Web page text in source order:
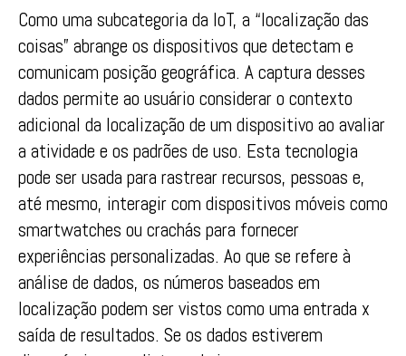
Como uma subcategoria da IoT, a “localização das
coisas” abrange os dispositivos que detectam e
comunicam posição geográfica. A captura desses
dados permite ao usuário considerar o contexto
adicional da localização de um dispositivo ao avaliar
a atividade e os padrões de uso. Esta tecnologia
pode ser usada para rastrear recursos, pessoas e,
até mesmo, interagir com dispositivos móveis como
smartwatches ou crachás para fornecer
experiências personalizadas. Ao que se refere à
análise de dados, os números baseados em
localização podem ser vistos como uma entrada x
saída de resultados. Se os dados estiverem